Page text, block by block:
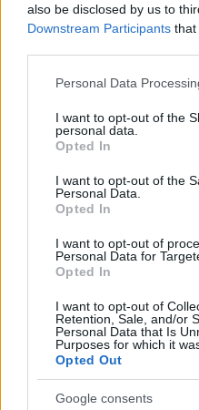
also be disclosed by us to
Downstream Participants that
Please note that this
not limited to your visit or
grant or deny consent to
use your data for below
consent section.
Personal Data
I want to opt-out of the
personal data.
Opted In
I want to opt-out of the
Personal Data.
Opted In
I want to opt-out of
Personal Data for
Opted In
I want to opt-out of
Retention, Sale, and/or
Personal Data that Is
Purposes for which it
Opted Out
Google consents
Hitelfordulat 2026:
állam
ELEMZÉSEK 2026. júl. 22.